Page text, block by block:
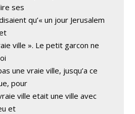
ses
qu’« un jour Jerusalem
ville ». Le petit garcon ne
une vraie ville, jusqu’a ce
pour
ville etait une ville avec
et